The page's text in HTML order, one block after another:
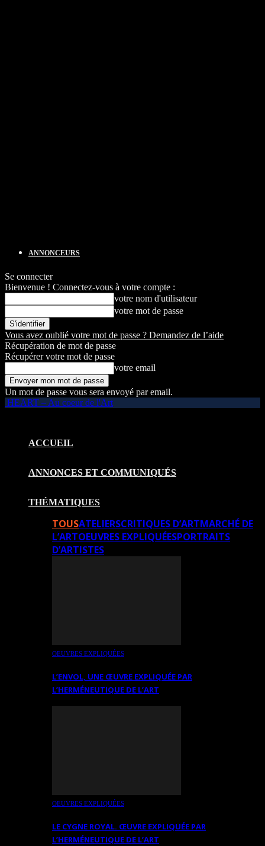
ANNONCEURS
Se connecter
Bienvenue ! Connectez-vous à votre compte :
votre nom d'utilisateur
votre mot de passe
Vous avez oublié votre mot de passe ? Demandez de l’aide
Récupération de mot de passe
Récupérer votre mot de passe
votre email
Un mot de passe vous sera envoyé par email.
HEART – Au coeur de l'Art
ACCUEIL
ANNONCES ET COMMUNIQUÉS
THÉMATIQUES
TOUSATELIERSCRITIQUES D’ARTMARCHÉ DE
L’ARTOEUVRES EXPLIQUÉESPORTRAITS
D’ARTISTES
OEUVRES EXPLIQUÉES
L’ENVOL, UNE ŒUVRE EXPLIQUÉE PAR
L’HERMÉNEUTIQUE DE L’ART
OEUVRES EXPLIQUÉES
LE CYGNE ROYAL. ŒUVRE EXPLIQUÉE PAR
L’HERMÉNEUTIQUE DE L’ART